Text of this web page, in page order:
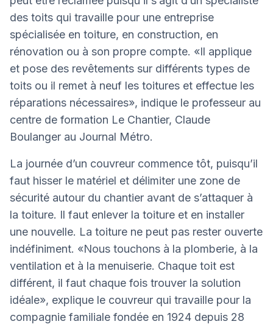
des toits qui travaille pour une entreprise
spécialisée en toiture, en construction, en
rénovation ou à son propre compte. «Il applique
et pose des revêtements sur différents types de
toits ou il remet à neuf les toitures et effectue les
réparations nécessaires», indique le professeur au
centre de formation Le Chantier, Claude
Boulanger au Journal Métro.
La journée d’un couvreur commence tôt, puisqu’il
faut hisser le matériel et délimiter une zone de
sécurité autour du chantier avant de s’attaquer à
la toiture. Il faut enlever la toiture et en installer
une nouvelle. La toiture ne peut pas rester ouverte
indéfiniment. «Nous touchons à la plomberie, à la
ventilation et à la menuiserie. Chaque toit est
différent, il faut chaque fois trouver la solution
idéale», explique le couvreur qui travaille pour la
compagnie familiale fondée en 1924 depuis 28